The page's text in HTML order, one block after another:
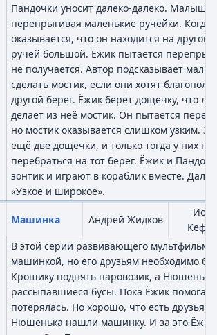
Пандочки уносит далеко-далеко. Малыши
перепрыгивая маленькие ручейки. Когда
оказывается, что он находится на другой
ручей большой. Ёжик пытается
не получается. Автор подсказывает
сделать мостик, если они хотят
другой берег. Ёжик берёт дощечку, что
делает из неё мостик. Он пытается
но мостик оказывается слишком узким.
ещё две дощечки, и только тогда у них
перебраться на тот берег. Ёжик и
зонтик и играют в кораблик вместе.
«Узкое и широкое».
Машинка Андрей Жидков
В этой серии развивающего мультфильма
машинкой, но его друзьям необходимо
Крошику поднять паровозик, а Нюшеньке
рассыпавшиеся бусы. Пока Ёжик
потерялась. Но хорошо, что есть друзья!
Нюшенька нашли машинку. И за это Ёжик